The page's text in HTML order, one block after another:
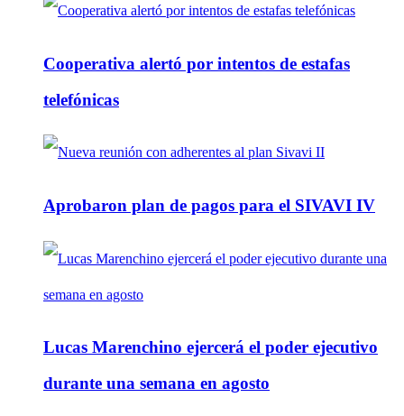
Cooperativa alertó por intentos de estafas
telefónicas
Aprobaron plan de pagos para el SIVAVI IV
Lucas Marenchino ejercerá el poder ejecutivo
durante una semana en agosto